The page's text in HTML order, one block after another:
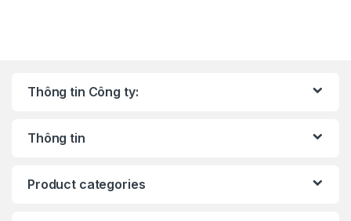
Thông tin Công ty:
Thông tin
Product categories